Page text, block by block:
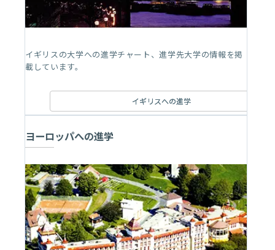
イギリスの大学への進学チャート、進学先大学の情報を掲
載しています。
イギリスへの進学
ヨーロッパへの進学